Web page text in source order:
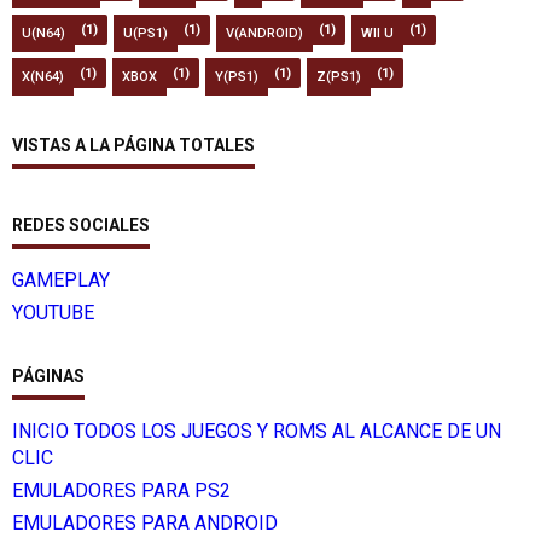
U(N64) (1) U(PS1) (1) V(ANDROID) (1) WII U (1)
X(N64) (1) XBOX (1) Y(PS1) (1) Z(PS1) (1)
VISTAS A LA PÁGINA TOTALES
REDES SOCIALES
GAMEPLAY
YOUTUBE
PÁGINAS
INICIO TODOS LOS JUEGOS Y ROMS AL ALCANCE DE UN
CLIC
EMULADORES PARA PS2
EMULADORES PARA ANDROID